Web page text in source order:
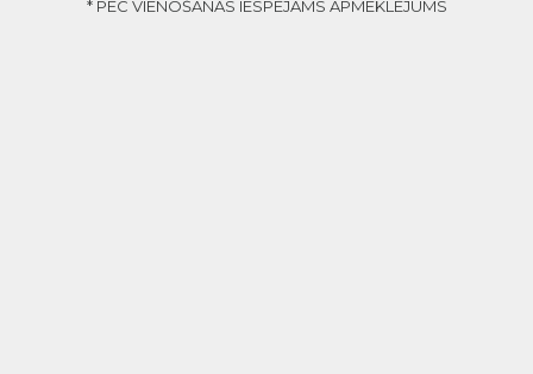
* PĒC VIENOŠANĀS IESPĒJAMS APMEKLĒJUMS